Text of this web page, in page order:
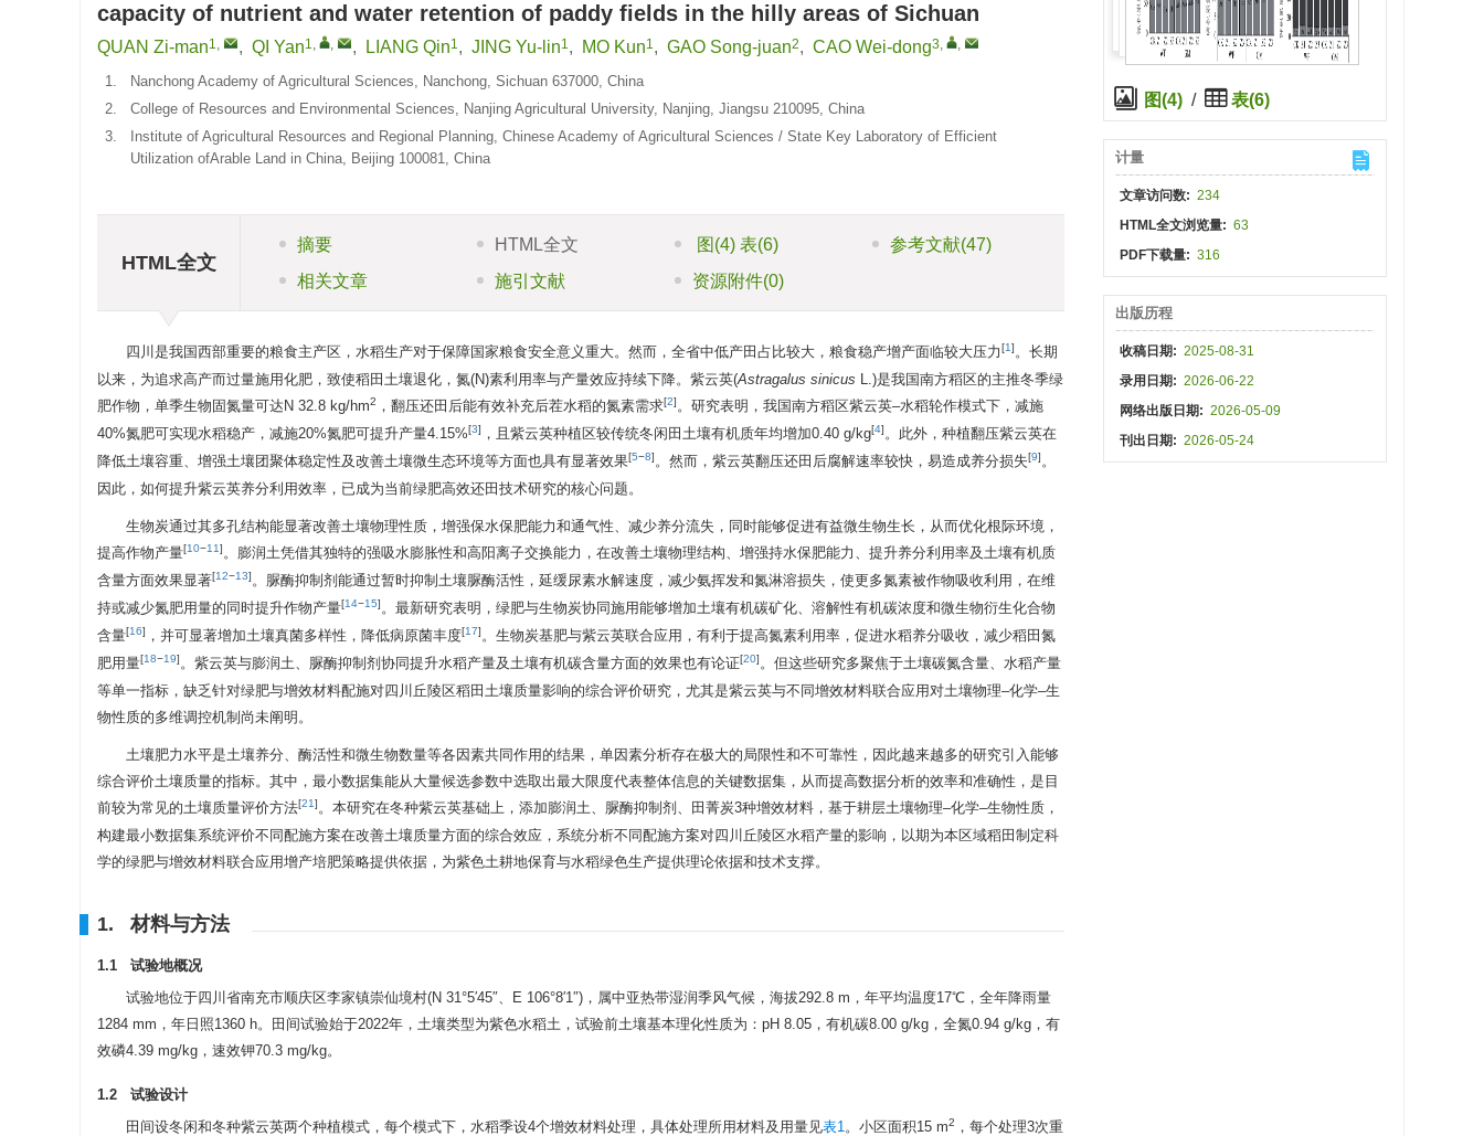
capacity of nutrient and water retention of paddy fields in the hilly areas of Sichuan
QUAN Zi-man1, , QI Yan1, , , LIANG Qin1, JING Yu-lin1, MO Kun1, GAO Song-juan2, CAO Wei-dong3, ,
1.
Nanchong Academy of Agricultural Sciences, Nanchong, Sichuan 637000, China
2.
College of Resources and Environmental Sciences, Nanjing Agricultural University, Nanjing, Jiangsu 210095, China
3.
Institute of Agricultural Resources and Regional Planning, Chinese Academy of Agricultural Sciences / State Key Laboratory of Efficient
Utilization ofArable Land in China, Beijing 100081, China
HTML全文
摘要 HTML全文 图 (4) 表(6) 参考文献(47)
相关文章
施引文献 资源附件(0)
四川是我国西部重要的粮食主产区，水稻生产对于保障国家粮食安全意义重大。然而，全省中低产田占比较大，粮食稳产增产面临较大压力[1]。长期
以来，为追求高产而过量施用化肥，致使稻田土壤退化，氮(N)素利用率与产量效应持续下降。紫云英(Astragalus sinicus L.)是我国南方稻区的主推冬季绿
肥作物，单季生物固氮量可达N 32.8 kg/hm2 ，翻压还田后能有效补充后茬水稻的氮素需求[2]。研究表明，我国南方稻区紫云英–水稻轮作模式下，减施
40%氮肥可实现水稻稳产，减施20%氮肥可提升产量4.15%[3] ，且紫云英种植区较传统冬闲田土壤有机质年均增加0.40 g/kg[4]。此外，种植翻压紫云英在
降低土壤容重、增强土壤团聚体稳定性及改善土壤微生态环境等方面也具有显著效果[5−8]。然而，紫云英翻压还田后腐解速率较快，易造成养分损失[9]。
因此，如何提升紫云英养分利用效率，已成为当前绿肥高效还田技术研究的核心问题。
生物炭通过其多孔结构能显著改善土壤物理性质，增强保水保肥能力和通气性、减少养分流失，同时能够促进有益微生物生长，从而优化根际环境，
提高作物产量[10−11]。膨润土凭借其独特的强吸水膨胀性和高阳离子交换能力，在改善土壤物理结构、增强持水保肥能力、提升养分利用率及土壤有机质
含量方面效果显著[12−13]。脲酶抑制剂能通过暂时抑制土壤脲酶活性，延缓尿素水解速度，减少氨挥发和氮淋溶损失，使更多氮素被作物吸收利用，在维
持或减少氮肥用量的同时提升作物产量[14−15]。最新研究表明，绿肥与生物炭协同施用能够增加土壤有机碳矿化、溶解性有机碳浓度和微生物衍生化合物
含量[16] ，并可显著增加土壤真菌多样性，降低病原菌丰度[17]。生物炭基肥与紫云英联合应用，有利于提高氮素利用率，促进水稻养分吸收，减少稻田氮
肥用量[18−19]。紫云英与膨润土、脲酶抑制剂协同提升水稻产量及土壤有机碳含量方面的效果也有论证[20]。但这些研究多聚焦于土壤碳氮含量、水稻产量
等单一指标，缺乏针对绿肥与增效材料配施对四川丘陵区稻田土壤质量影响的综合评价研究，尤其是紫云英与不同增效材料联合应用对土壤物理–化学–生
物性质的多维调控机制尚未阐明。
土壤肥力水平是土壤养分、酶活性和微生物数量等各因素共同作用的结果，单因素分析存在极大的局限性和不可靠性，因此越来越多的研究引入能够
综合评价土壤质量的指标。其中，最小数据集能从大量候选参数中选取出最大限度代表整体信息的关键数据集，从而提高数据分析的效率和准确性，是目
前较为常见的土壤质量评价方法[21]。本研究在冬种紫云英基础上，添加膨润土、脲酶抑制剂、田菁炭3种增效材料，基于耕层土壤物理–化学–生物性质，
构建最小数据集系统评价不同配施方案在改善土壤质量方面的综合效应，系统分析不同配施方案对四川丘陵区水稻产量的影响，以期为本区域稻田制定科
学的绿肥与增效材料联合应用增产培肥策略提供依据，为紫色土耕地保育与水稻绿色生产提供理论依据和技术支撑。
1. 材料与方法
1.1 试验地概况
试验地位于四川省南充市顺庆区李家镇崇仙境村(N 31°5′45″、E 106°8′1″)，属中亚热带湿润季风气候，海拔292.8 m，年平均温度17℃，全年降雨量
1284 mm，年日照1360 h。田间试验始于2022年，土壤类型为紫色水稻土，试验前土壤基本理化性质为：pH 8.05，有机碳8.00 g/kg，全氮0.94 g/kg，有
效磷4.39 mg/kg，速效钾70.3 mg/kg。
1.2 试验设计
田间设冬闲和冬种紫云英两个种植模式，每个模式下，水稻季设4个增效材料处理，具体处理所用材料及用量见表1。小区面积15 m2 ，每个处理3次重
图(4) / 表(6)
计量
文章访问数: 234
HTML全文浏览量: 63
PDF下载量: 316
出版历程
收稿日期: 2025-08-31
录用日期: 2026-06-22
网络出版日期: 2026-05-09
刊出日期: 2026-05-24